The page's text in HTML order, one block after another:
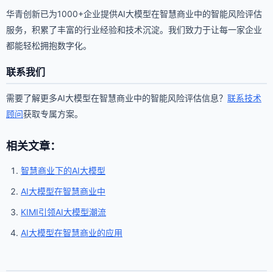
华青创新已为1000+企业提供AI大模型在智慧商业中的智能风险评估
服务，积累了丰富的行业经验和技术沉淀。我们致力于让每一家企业
都能轻松拥抱数字化。
联系我们
需要了解更多AI大模型在智慧商业中的智能风险评估信息？ 联系技术
顾问获取专属方案。
相关文章：
智慧商业下的AI大模型
AI大模型在智慧商业中
KIMI引领AI大模型潮流
AI大模型在智慧商业的应用